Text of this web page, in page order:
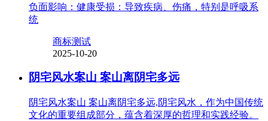
负面影响：健康受损：导致疾病、伤痛，特别是呼吸系
统
商标测试
2025-10-20
阴宅风水案山 案山离阴宅多远
阴宅风水案山 案山离阴宅多远,阴宅风水，作为中国传统
文化的重要组成部分，蕴含着深厚的哲理和实践经验。